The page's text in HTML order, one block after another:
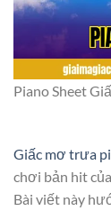
Piano Sheet
Giấc mơ trưa
chơi bản hit của
Bài viết này